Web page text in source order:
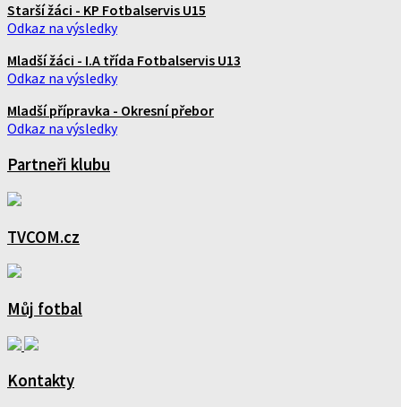
Starší žáci - KP Fotbalservis U15
Odkaz na výsledky
Mladší žáci - I.A třída Fotbalservis U13
Odkaz na výsledky
Mladší přípravka - Okresní přebor
Odkaz na výsledky
Partneři klubu
TVCOM.cz
Můj fotbal
Kontakty